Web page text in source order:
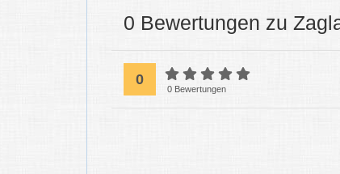
0 Bewertungen zu
0
0 Bewertungen